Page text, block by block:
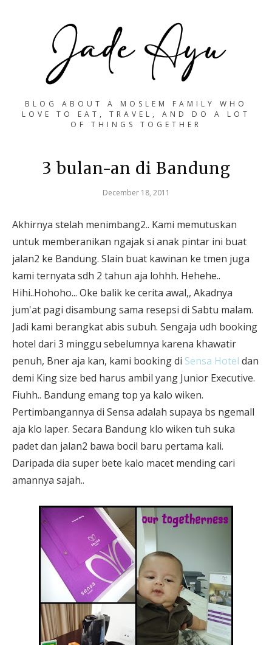
BLOG ABOUT A MOSLEM FAMILY WHO
LOVE TO EAT, TRAVEL, AND DO A LOT
OF THINGS TOGETHER
3 bulan-an di Bandung
December 18, 2011
Akhirnya stelah menimbang2.. Kami memutuskan
untuk memberanikan ngajak si anak pintar ini buat
jalan2 ke Bandung. Slain buat kawinan ke tmen juga
kami ternyata sdh 2 tahun aja lohhh. Hehehe..
Hihi..Hohoho... Oke balik ke cerita awal,, Akadnya
jum'at pagi disambung sama resepsi di Sabtu malam.
Jadi kami berangkat abis subuh. Sengaja udh booking
hotel dari 3 minggu sebelumnya karena khawatir
penuh, Bner aja kan, kami booking di Sensa Hotel dan
demi King size bed harus ambil yang Junior Executive.
Fiuhh.. Bandung emang top ya kalo wiken.
Pertimbangannya di Sensa adalah supaya bs ngemall
aja klo laper. Secara Bandung klo wiken tuh suka
padet dan jalan2 bawa bocil baru pertama kali.
Daripada dia super bete kalo macet mending cari
amannya sajah..